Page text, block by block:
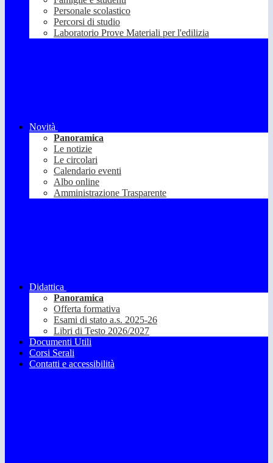
Personale scolastico
Percorsi di studio
Laboratorio Prove Materiali per l'edilizia
Novità
Panoramica
Le notizie
Le circolari
Calendario eventi
Albo online
Amministrazione Trasparente
Didattica
Panoramica
Offerta formativa
Esami di stato a.s. 2025-26
Libri di Testo 2026/2027
Documenti Utili
Corsi Serali
Contatti e accessibilità